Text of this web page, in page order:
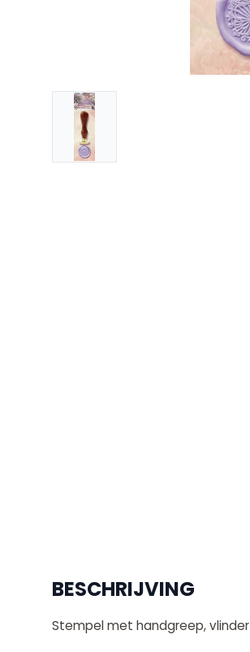
BESCHRIJVING
Stempel met handgreep, vlinder